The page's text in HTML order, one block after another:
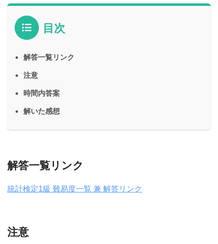
目次
解答一覧リンク
注意
時間内答案
解いた感想
解答一覧リンク
統計検定1級 難易度一覧 兼 解答リンク
注意